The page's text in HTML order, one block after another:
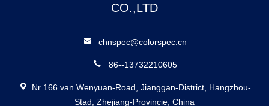
CO.,LTD
chnspec@colorspec.cn
86--13732210605
Nr 166 van Wenyuan-Road, Jianggan-District, Hangzhou-
Stad, Zhejiang-Provincie, China